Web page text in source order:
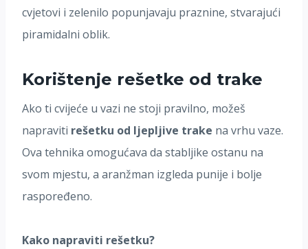
cvjetovi i zelenilo popunjavaju praznine, stvarajući
piramidalni oblik.
Korištenje rešetke od trake
Ako ti cvijeće u vazi ne stoji pravilno, možeš
napraviti rešetku od ljepljive trake na vrhu vaze.
Ova tehnika omogućava da stabljike ostanu na
svom mjestu, a aranžman izgleda punije i bolje
raspoređeno.
Kako napraviti rešetku?